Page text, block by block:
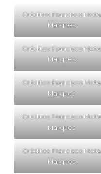
Créditos: Francisco Mota
Marques
Créditos: Francisco Mota
Marques
Créditos: Francisco Mota
Marques
Créditos: Francisco Mota
Marques
Créditos: Francisco Mota
Marques